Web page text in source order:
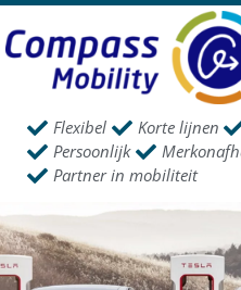
Flexibel Korte lijnen
Persoonlijk
Partner in mobiliteit